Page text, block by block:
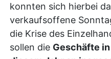
konnten sich hierbei
verkaufsoffene
die Krise des
sollen die Geschäfte